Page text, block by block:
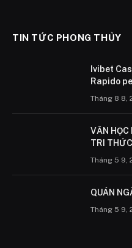
TIN TỨC PHONG THỦY
Ivibet
Rapido
Tháng 8 8,
VĂN
TRI
Tháng 5 9,
QUÁN
Tháng 5 9,